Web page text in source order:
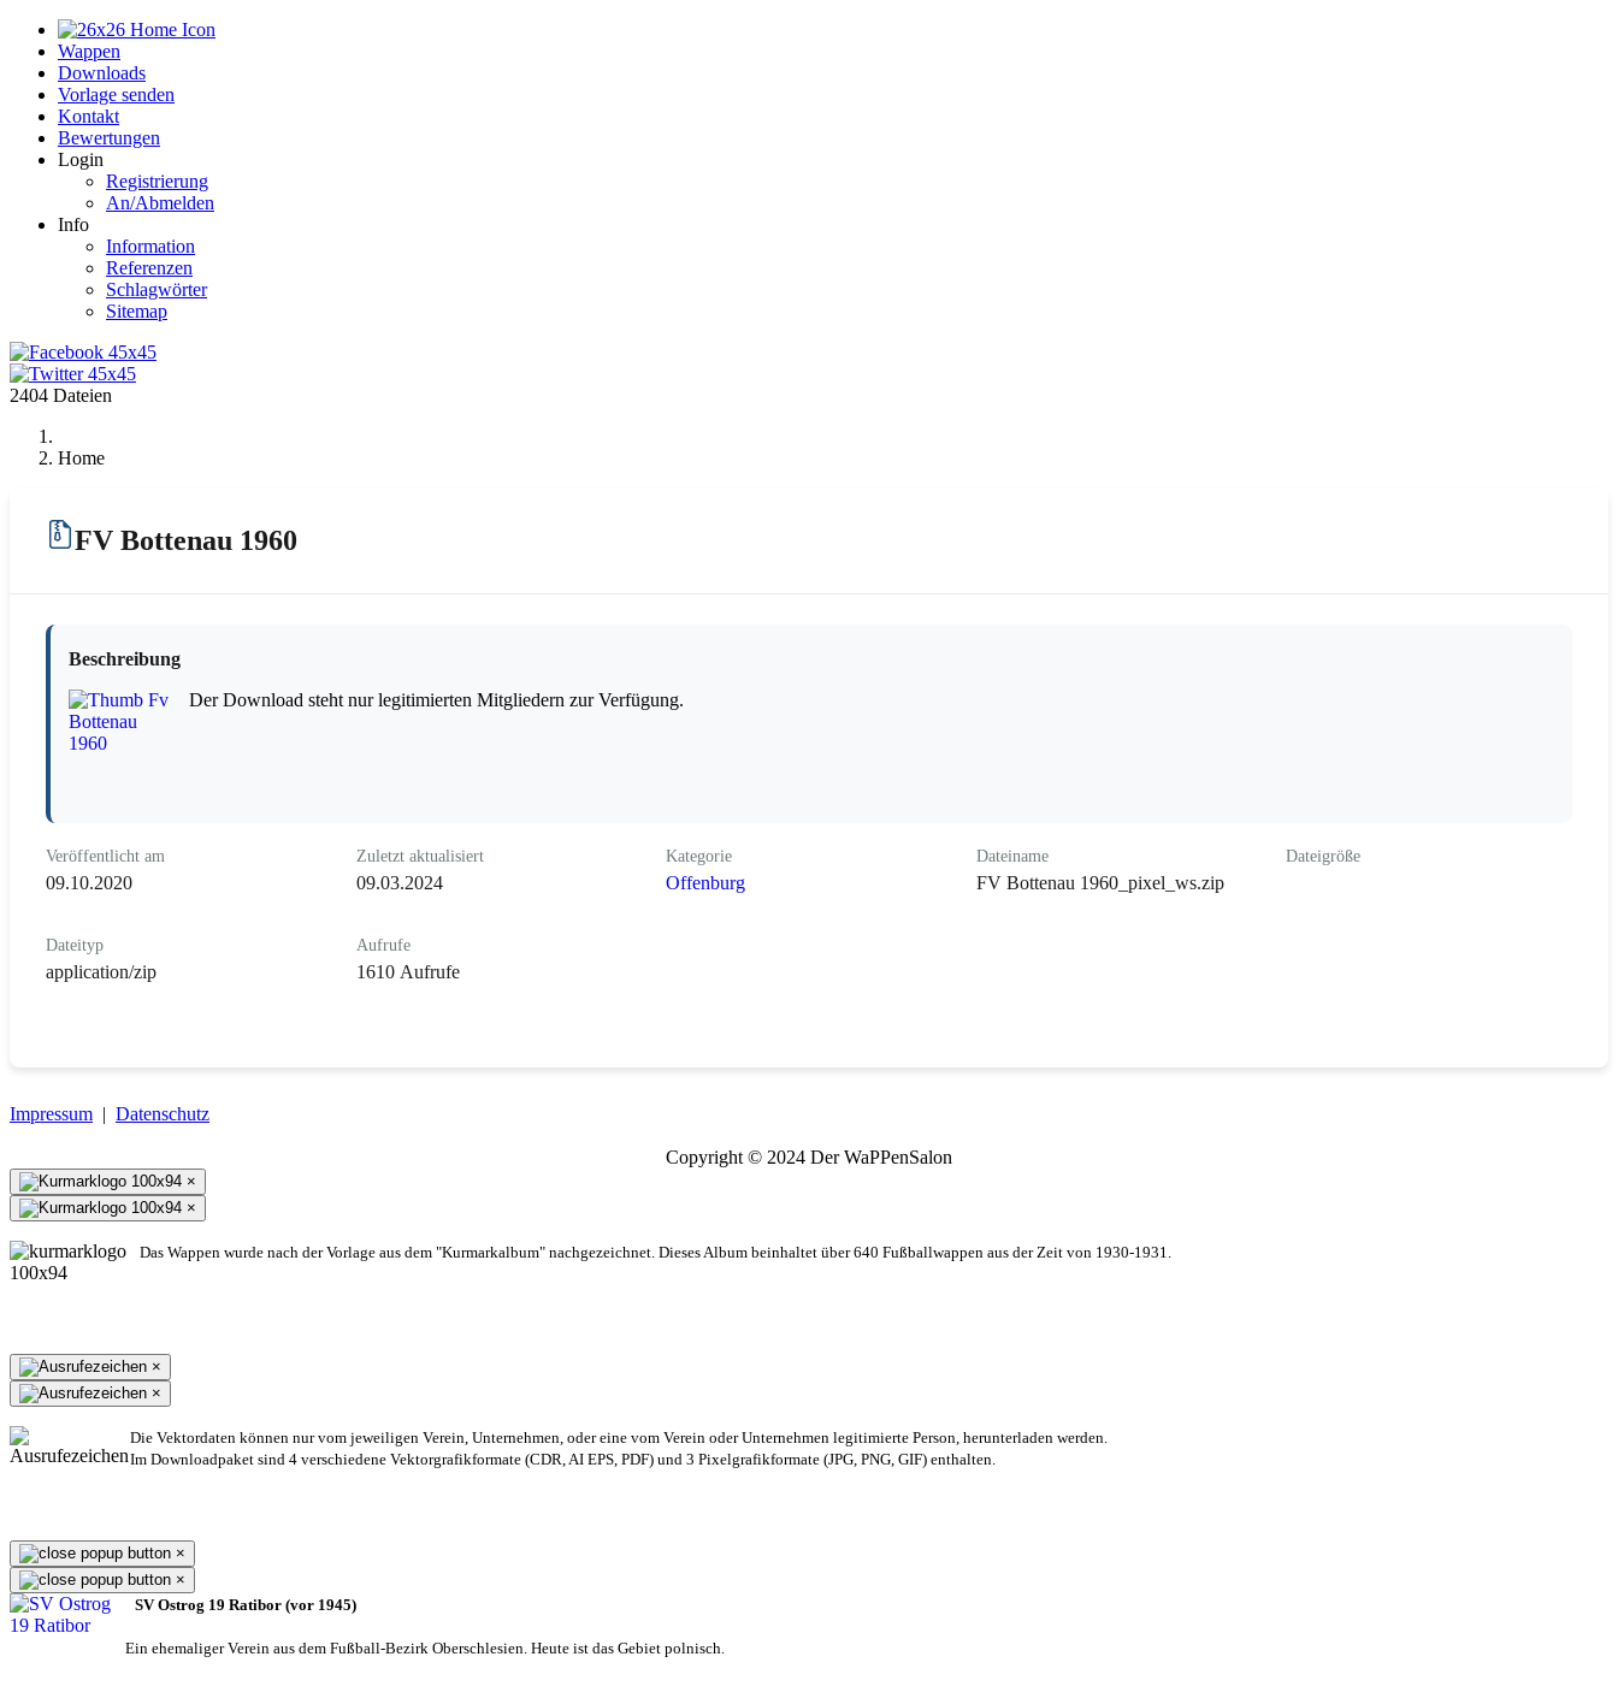
Wappen
Downloads
Vorlage senden
Kontakt
Bewertungen
Login
Registrierung
An/Abmelden
Info
Information
Referenzen
Schlagwörter
Sitemap
2404 Dateien
Home
FV Bottenau 1960
Beschreibung
Der Download steht nur legitimierten Mitgliedern zur Verfügung.
Veröffentlicht am
09.10.2020
Zuletzt aktualisiert
09.03.2024
Kategorie
Offenburg
Dateiname
FV Bottenau 1960_pixel_ws.zip
Dateigröße
Dateityp
application/zip
Aufrufe
1610 Aufrufe
Impressum | Datenschutz
Copyright © 2024 Der WaPPenSalon
×
×
Das Wappen wurde nach der Vorlage aus dem "Kurmarkalbum" nachgezeichnet. Dieses Album beinhaltet über 640 Fußballwappen aus der Zeit von 1930-1931.
×
×
Die Vektordaten können nur vom jeweiligen Verein, Unternehmen, oder eine vom Verein oder Unternehmen legitimierte Person, herunterladen werden.
Im Downloadpaket sind 4 verschiedene Vektorgrafikformate (CDR, AI EPS, PDF) und 3 Pixelgrafikformate (JPG, PNG, GIF) enthalten.
×
×
SV Ostrog 19 Ratibor (vor 1945)
Ein ehemaliger Verein aus dem Fußball-Bezirk Oberschlesien. Heute ist das Gebiet polnisch.